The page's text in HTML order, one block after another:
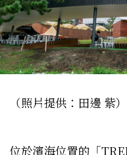
（照片提供：田邊 紫）
位於濱海位置的「